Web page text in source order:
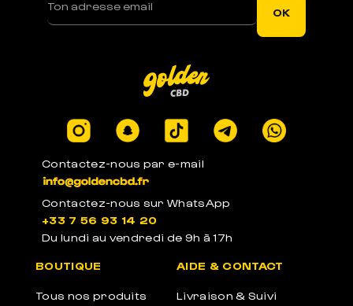
Votre commande est expédiée sous 1j ouvré
Produits certifiés en laboratoires à -0.3% de
PACKAGE ANONYME
Emballages anonymes neutres et sans label
Contactez-nous par e-mail
Contactez-nous sur WhatsApp
+33 7 56 93 14 20
Du lundi au vendredi de 9h à 17h
BOUTIQUE
Tous nos produits
AIDE & CONTACT
Livraison & Suivi
OK